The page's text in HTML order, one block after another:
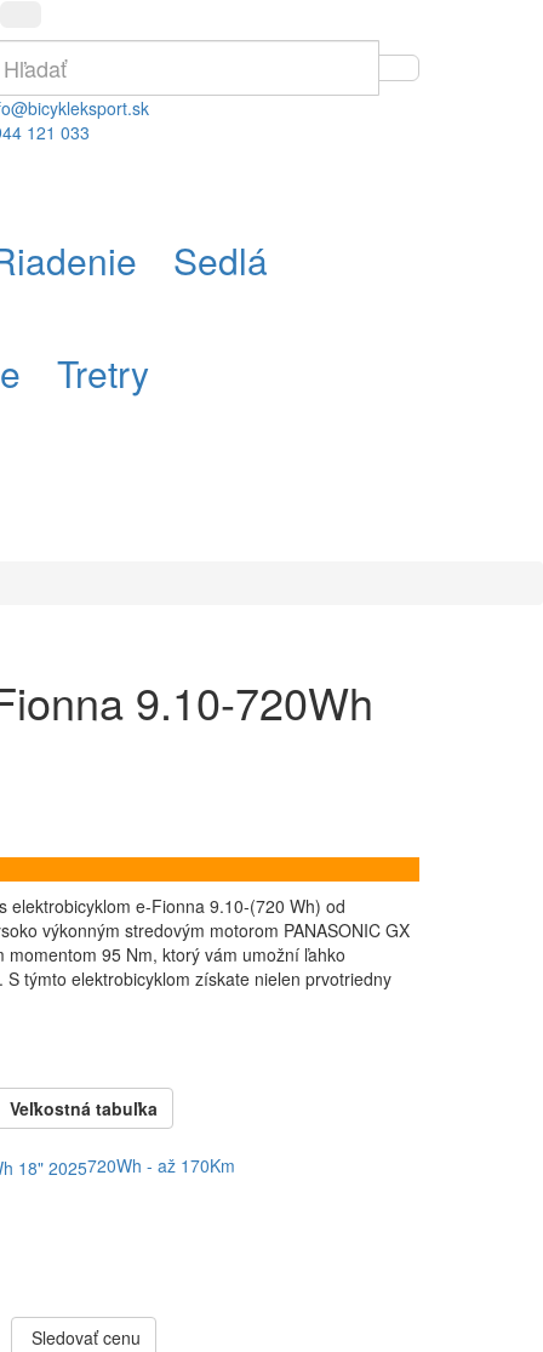
121 033
Sedlá
Tretry
9.10-720Wh
elektrobicyklom e-Fionna 9.10-(720 Wh) od
výkonným stredovým motorom PANASONIC GX
momentom 95 Nm, ktorý vám umožní ľahko
týmto elektrobicyklom získate nielen prvotriedny
Veľkostná tabuľka
720Wh - až 170Km
Sledovať cenu